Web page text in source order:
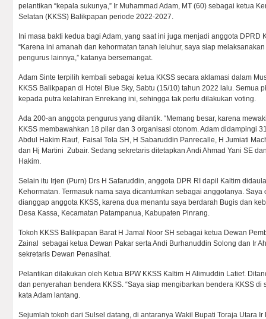
pelantikan “kepala sukunya,” Ir Muhammad Adam, MT (60) sebagai ketua
Selatan (KKSS) Balikpapan periode 2022-2027.
Ini masa bakti kedua bagi Adam, yang saat ini juga menjadi anggota DPRD
“Karena ini amanah dan kehormatan tanah leluhur, saya siap
pengurus lainnya,” katanya bersemangat.
Adam Sinte terpilih kembali sebagai ketua KKSS secara aklamasi dalam
KKSS Balikpapan di Hotel Blue Sky, Sabtu (15/10) tahun 2022 lalu. Semua
kepada putra kelahiran Enrekang ini, sehingga tak perlu dilakukan voting.
Ada 200-an anggota pengurus yang dilantik. “Memang besar, karena
KKSS membawahkan 18 pilar dan 3 organisasi otonom. Adam didampingi
Abdul Hakim Rauf, Faisal Tola SH, H Sabaruddin Panrecalle, H Jumiati
dan Hj Martini Zubair. Sedang sekretaris ditetapkan Andi Ahmad Yani SE
Hakim.
Selain itu Irjen (Purn) Drs H Safaruddin, anggota DPR RI dapil Kaltim
Kehormatan. Termasuk nama saya dicantumkan sebagai anggotanya. Saya
dianggap anggota KKSS, karena dua menantu saya berdarah Bugis dan
Desa Kassa, Kecamatan Patampanua, Kabupaten Pinrang.
Tokoh KKSS Balikpapan Barat H Jamal Noor SH sebagai ketua Dewan
Zainal sebagai ketua Dewan Pakar serta Andi Burhanuddin Solong dan Ir
sekretaris Dewan Penasihat.
Pelantikan dilakukan oleh Ketua BPW KKSS Kaltim H Alimuddin Latief.
dan penyerahan bendera KKSS. “Saya siap mengibarkan bendera KKSS di
kata Adam lantang.
Sejumlah tokoh dari Sulsel datang, di antaranya Wakil Bupati Toraja Utara